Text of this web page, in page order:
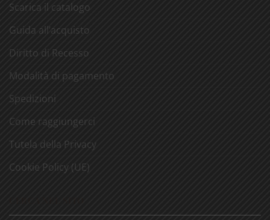
Scarica il catalogo
Guida all’acquisto
Diritto di Recesso
Modalità di pagamento
Spedizioni
Come raggiungerci
Tutela della Privacy
Cookie Policy (UE)